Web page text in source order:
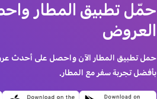
حمّل تطبيق المطار
العروض
حمل تطبيق المطار الآن واحصل على أحدث
بأفضل تجربة سفر مع المطار.